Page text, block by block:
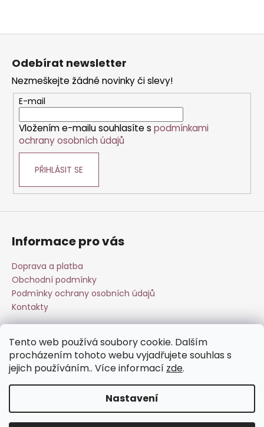
Tento web používá soubory cookie. Dalším
procházením tohoto webu vyjadřujete souhlas s
jejich používáním.. Více informací zde.
Nastavení
Z
Odebírat newsletter
Nezmeškejte žádné novinky či slevy!
E-mail
Vložením e-mailu souhlasíte s podmínkami
ochrany osobních údajů
PŘIHLÁSIT SE
Informace pro vás
Doprava a platba
Obchodní podmínky
Podmínky ochrany osobních údajů
Kontakty
Přijímáme online platby